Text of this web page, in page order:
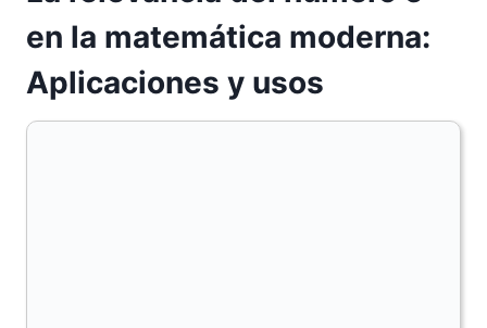
en la matemática moderna:
Aplicaciones y usos